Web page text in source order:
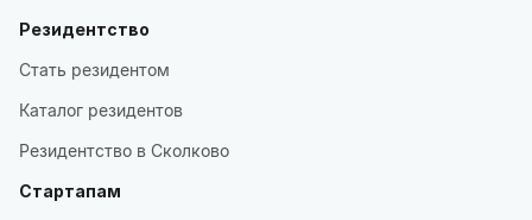
Резидентство
Стать резидентом
Каталог резидентов
Резидентство в Сколково
Стартапам